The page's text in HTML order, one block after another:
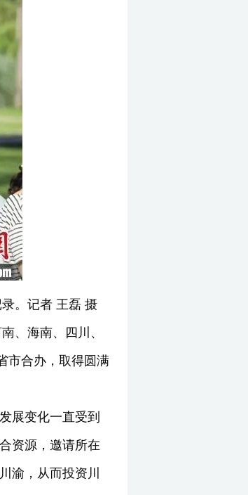
。记者 王磊 摄
、海南、四川、
市合办，取得圆满
展变化一直受到
资源，邀请所在
渝，从而投资川